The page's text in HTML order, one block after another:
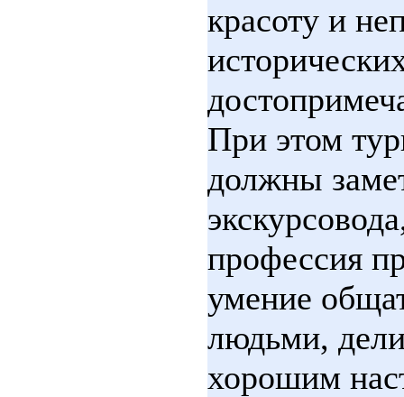
красоту и
При этом
должны
профессия
умение
людьми,
хорошим